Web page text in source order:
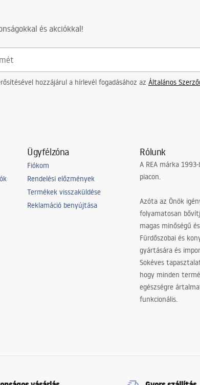
és akciókkal!
hozzájárul a hírlevél fogadásához az Általános
Ügyfélzóna
Fiókom
Rendelési előzmények
Termékek visszaküldése
Reklamáció benyújtása
Rólunk
A REA márka
piacon.
Azóta az Önök
folyamatosan
magas minőségű
Fürdőszobai és
gyártására és
Sokéves
hogy minden
egészségre
funkcionális.